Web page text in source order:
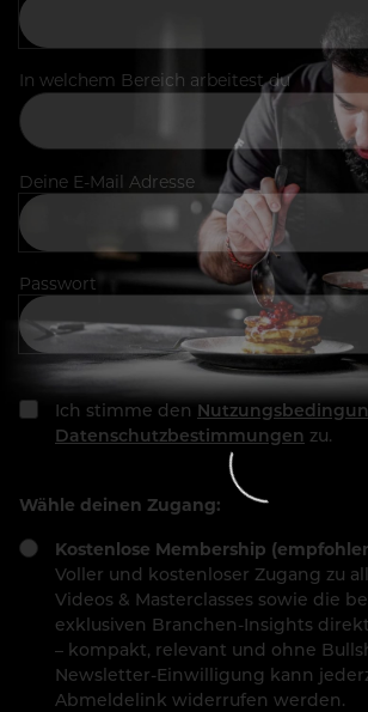
In welchem Bereich arbeitest du
Deine E-Mail Adresse
Passwort
Ich stimme den
Datenschutzbestimmungen zu.
Wähle deinen Zugang:
Kostenlose Membership
Voller und kostenloser Zugang zu
Videos & Masterclasses sowie die
exklusiven Branchen-Insights
– kompakt, relevant und ohne
Newsletter-Einwilligung kann
Abmeldelink widerrufen werden.